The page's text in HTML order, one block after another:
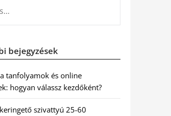
bejegyzések
tanfolyamok és online
hogyan válassz kezdőként?
szivattyú 25-60